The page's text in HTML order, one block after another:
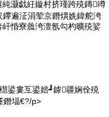
灏戯紝鏇村挤瑾跨殑鏄竴
遍泟涓荤京鐕熼姺鍏舵洿
惛寮曟洿澶氬勾杓曠殑娑
鍙婁互鍙婄┛鎼疆娴佺殑
鐕堛€?/p>